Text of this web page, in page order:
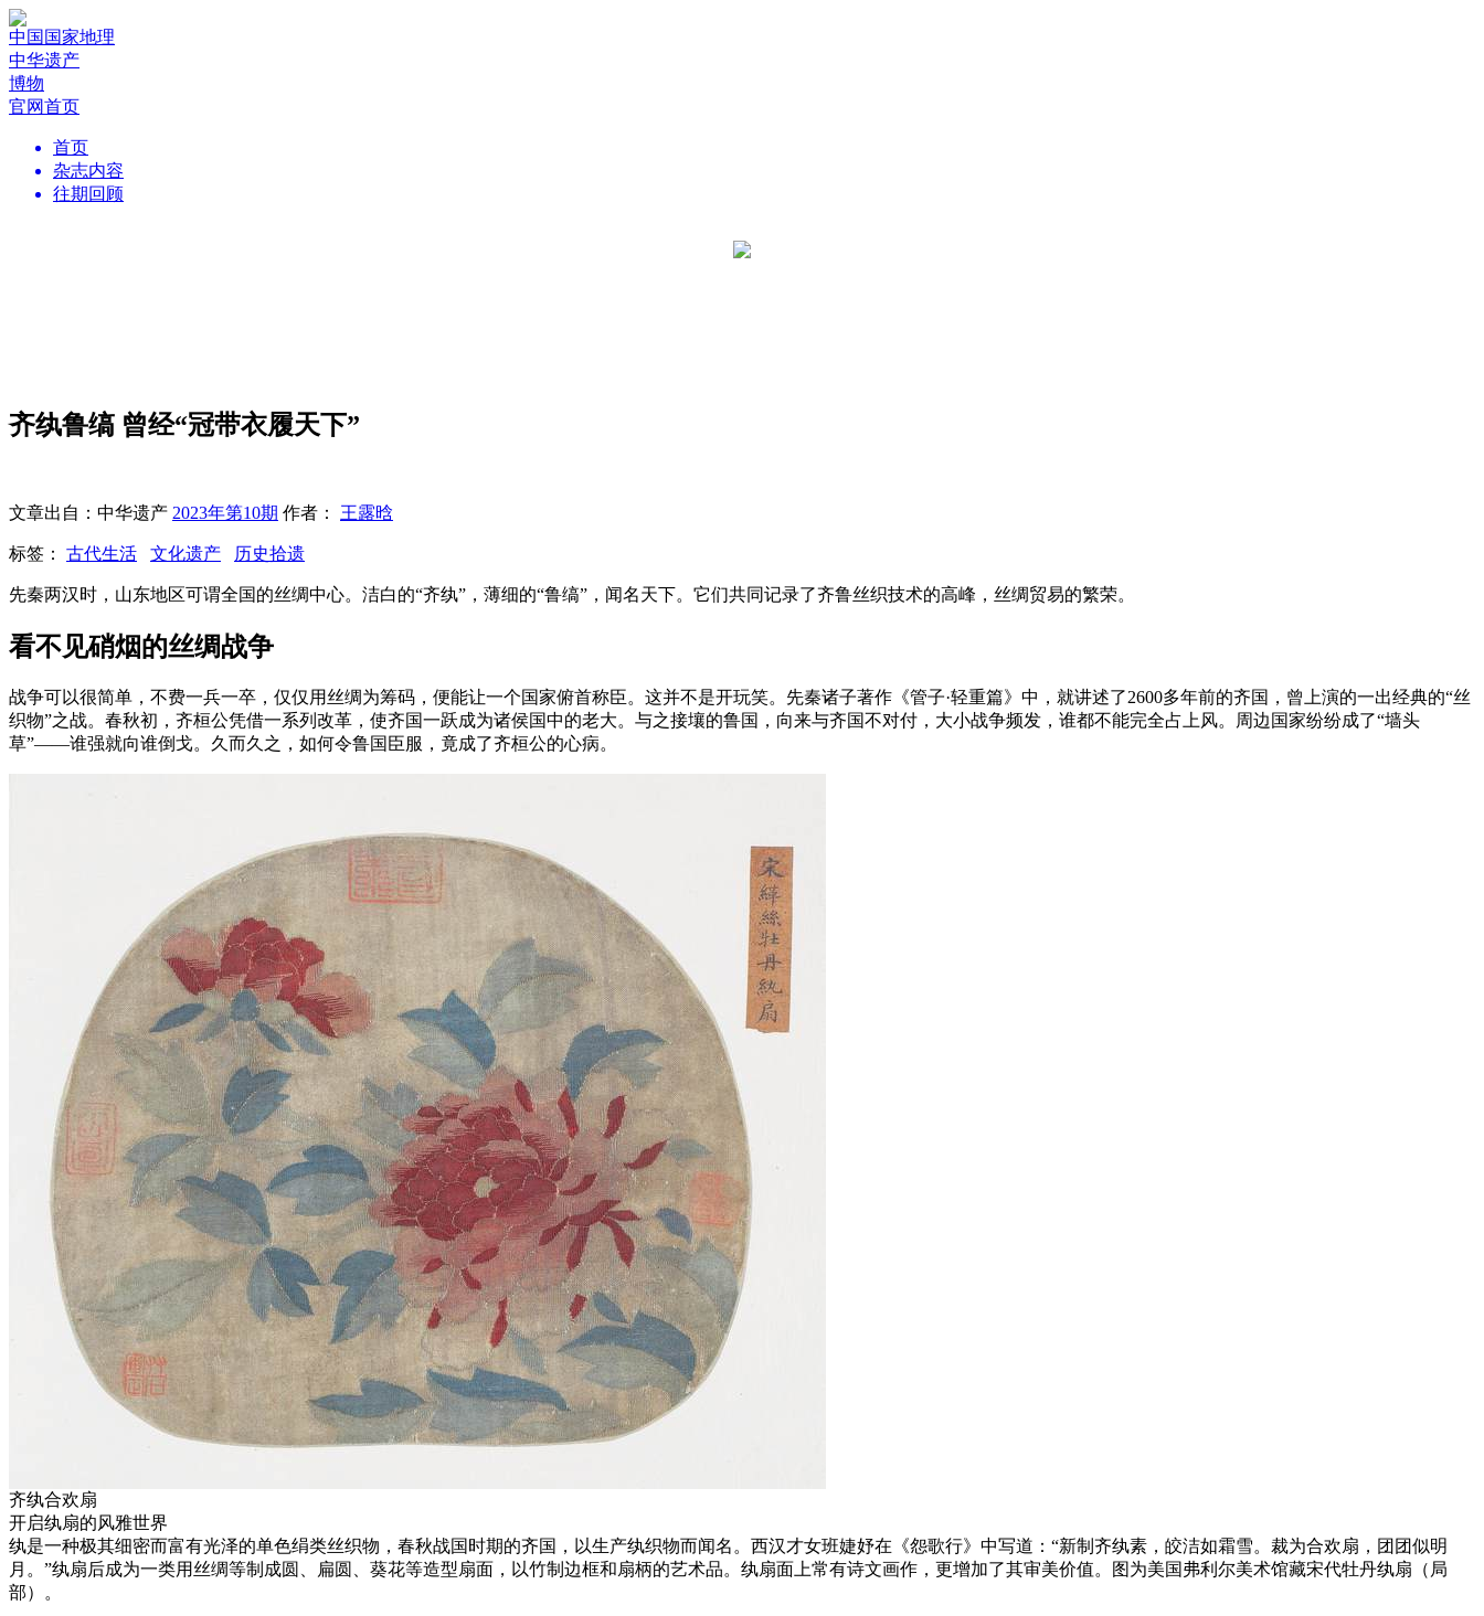
中国国家地理
中华遗产
博物
官网首页
首页
杂志内容
往期回顾
齐纨鲁缟 曾经“冠带衣履天下”
文章出自：中华遗产 2023年第10期 作者： 王露晗
标签： 古代生活 文化遗产 历史拾遗
先秦两汉时，山东地区可谓全国的丝绸中心。洁白的“齐纨”，薄细的“鲁缟”，闻名天下。它们共同记录了齐鲁丝织技术的高峰，丝绸贸易的繁荣。
看不见硝烟的丝绸战争
战争可以很简单，不费一兵一卒，仅仅用丝绸为筹码，便能让一个国家俯首称臣。这并不是开玩笑。先秦诸子著作《管子·轻重篇》中，就讲述了2600多年前的齐国，曾上演的一出经典的“丝
织物”之战。春秋初，齐桓公凭借一系列改革，使齐国一跃成为诸侯国中的老大。与之接壤的鲁国，向来与齐国不对付，大小战争频发，谁都不能完全占上风。周边国家纷纷成了“墙头
草”——谁强就向谁倒戈。久而久之，如何令鲁国臣服，竟成了齐桓公的心病。
齐纨合欢扇
开启纨扇的风雅世界
纨是一种极其细密而富有光泽的单色绢类丝织物，春秋战国时期的齐国，以生产纨织物而闻名。西汉才女班婕妤在《怨歌行》中写道：“新制齐纨素，皎洁如霜雪。裁为合欢扇，团团似明
月。”纨扇后成为一类用丝绸等制成圆、扁圆、葵花等造型扇面，以竹制边框和扇柄的艺术品。纨扇面上常有诗文画作，更增加了其审美价值。图为美国弗利尔美术馆藏宋代牡丹纨扇（局
部）。